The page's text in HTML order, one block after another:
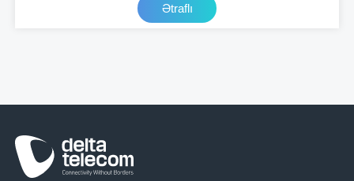
Ətraflı